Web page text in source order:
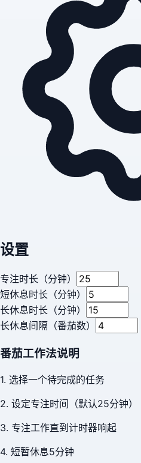
设置
专注时长（分钟）
短休息时长（分钟）
长休息时长（分钟）
长休息间隔（番茄数）
番茄工作法说明
1. 选择一个待完成的任务
2. 设定专注时间（默认25分钟）
3. 专注工作直到计时器响起
4. 短暂休息5分钟